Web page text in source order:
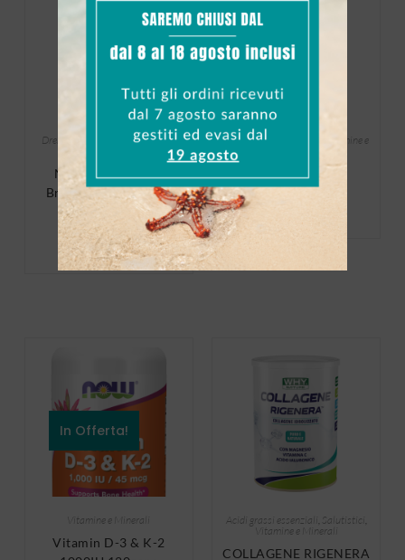
Drenanti
Vitamine e
NATOO Essentials
Bromelain 500mg 60
caps
20,50€
In Offerta!
Salutistici
Vitamine e
CoQ10 200mg
In Offerta!
Vitamine e Minerali
Vitamin D-3 & K-2
Acidi grassi essenziali Salutistici
Vitamine e Minerali
COLLAGENE RIGENERA